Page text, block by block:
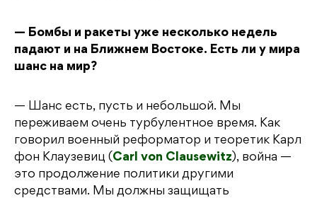
— Бомбы и ракеты уже несколько недель
падают и на Ближнем Востоке. Есть ли у мира
шанс на мир?
— Шанс есть, пусть и небольшой. Мы
переживаем очень турбулентное время. Как
говорил военный реформатор и теоретик Карл
фон Клаузевиц (Carl von Clausewitz), война —
это продолжение политики другими
средствами. Мы должны защищать